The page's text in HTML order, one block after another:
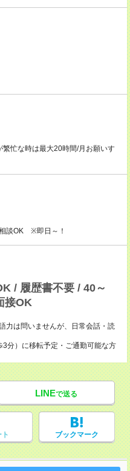
忙な時は最大20時間/月お願いす
談OK ※即日～！
/ 履歴書不要 / 40～
接OK
力は問いませんが、日常会話・読
分）に移転予定・ご通勤可能な方
LINEで送る
ブックマーク